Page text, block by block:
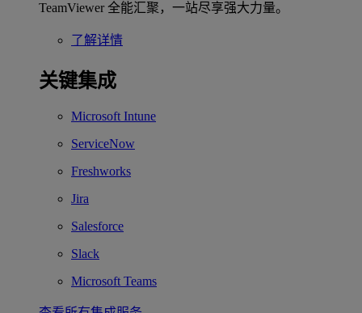
TeamViewer 全能汇聚，一站尽享强大力量。
了解详情
关键集成
Microsoft Intune
ServiceNow
Freshworks
Jira
Salesforce
Slack
Microsoft Teams